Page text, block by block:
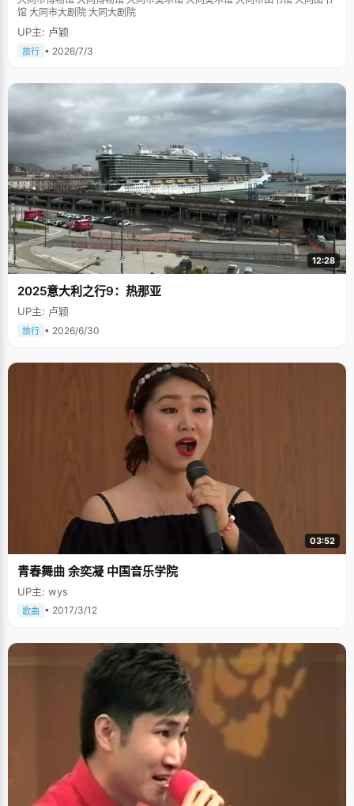
馆 大同市大剧院 大同大剧院
UP主: 卢颖
旅行 • 2026/7/3
12:28
2025意大利之行9：热那亚
UP主: 卢颖
旅行 • 2026/6/30
03:52
青春舞曲 余奕凝 中国音乐学院
UP主: wys
歌曲 • 2017/3/12